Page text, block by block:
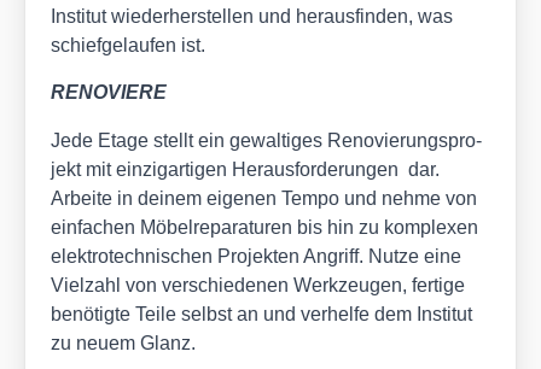
Insti­tut wie­der­her­stel­len und her­aus­fin­den, was
schief­ge­lau­fen ist.
RENOVIERE
Jede Eta­ge stellt ein gewal­ti­ges Reno­vie­rungs­pro­
jekt mit ein­zig­ar­ti­gen Her­aus­for­de­run­gen dar.
Arbei­te in dei­nem eige­nen Tem­po und neh­me von
ein­fa­chen Möbel­re­pa­ra­tu­ren bis hin zu kom­ple­xen
elek­tro­tech­ni­schen Pro­jek­ten Angriff. Nut­ze eine
Viel­zahl von ver­schie­de­nen Werk­zeu­gen, fer­ti­ge
benö­tig­te Tei­le selbst an und ver­hel­fe dem Insti­tut
zu neu­em Glanz.